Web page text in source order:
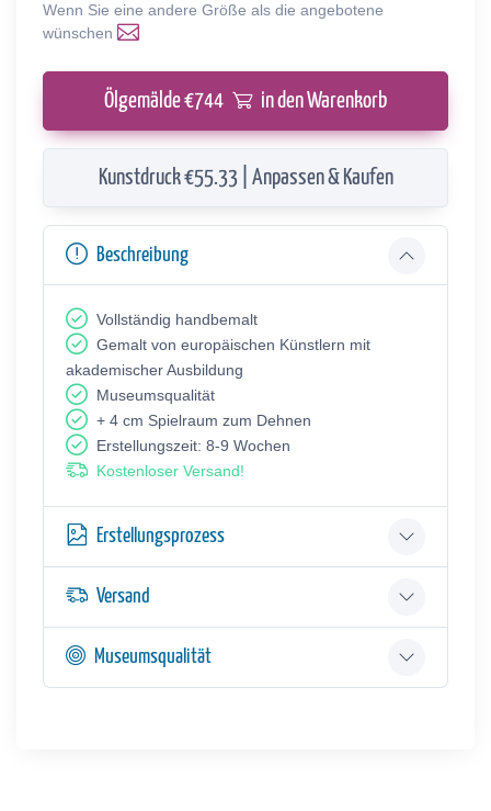
Wenn Sie eine andere Größe als die angebotene
wünschen
Ölgemälde €744 in den Warenkorb
Kunstdruck €55.33 | Anpassen & Kaufen
Beschreibung
Vollständig handbemalt
Gemalt von europäischen Künstlern mit
akademischer Ausbildung
Museumsqualität
+ 4 cm Spielraum zum Dehnen
Erstellungszeit: 8-9 Wochen
Kostenloser Versand!
Erstellungsprozess
Versand
Museumsqualität